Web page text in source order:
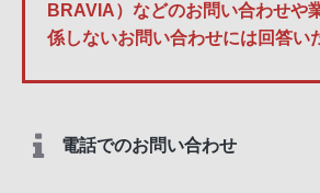
BRAVIA）などのお問い合わせや
係しないお問い合わせには回答い
電話でのお問い合わせ